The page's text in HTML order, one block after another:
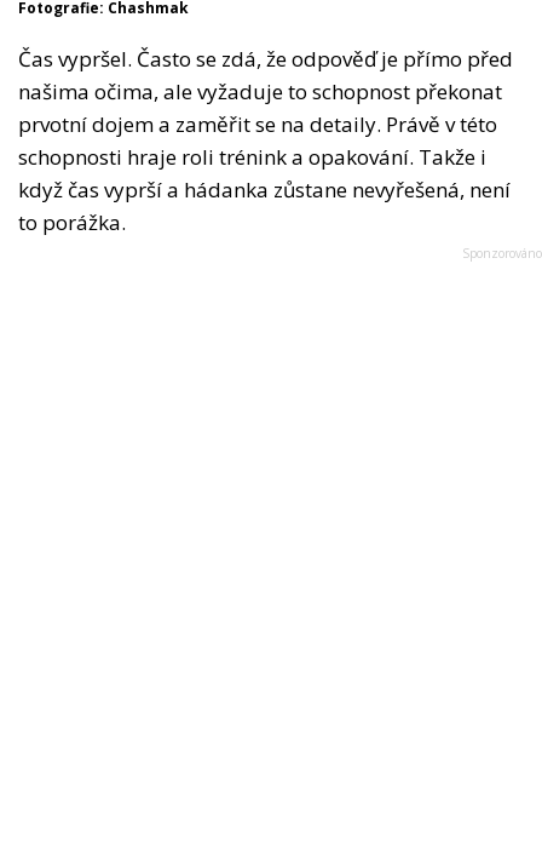
Fotografie: Chashmak
Čas vypršel. Často se zdá, že odpověď je přímo před
našima očima, ale vyžaduje to schopnost překonat
prvotní dojem a zaměřit se na detaily. Právě v této
schopnosti hraje roli trénink a opakování. Takže i
když čas vyprší a hádanka zůstane nevyřešená, není
to porážka.